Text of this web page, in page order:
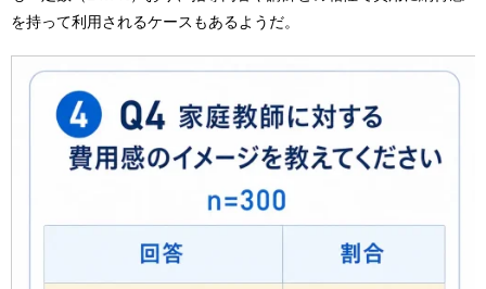
を持って利用されるケースもあるようだ。